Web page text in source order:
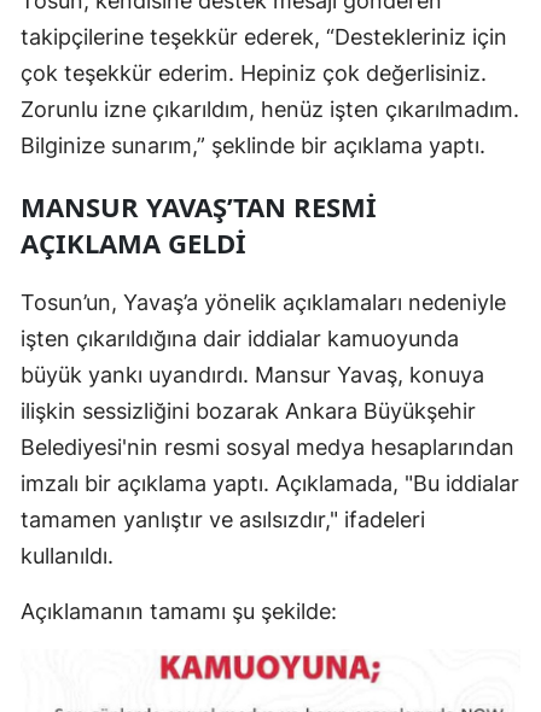
Hakkari
Hatay
Isparta
İzmir
Kars
Kastamonu
Kayseri
takipçilerine teşekkür ederek, “Destekleriniz için
çok teşekkür ederim. Hepiniz çok değerlisiniz.
Zorunlu izne çıkarıldım, henüz işten çıkarılmadım.
Bilginize sunarım,” şeklinde bir açıklama yaptı.
MANSUR YAVAŞ’TAN RESMİ
AÇIKLAMA GELDİ
Tosun’un, Yavaş’a yönelik açıklamaları nedeniyle
işten çıkarıldığına dair iddialar kamuoyunda
büyük yankı uyandırdı. Mansur Yavaş, konuya
ilişkin sessizliğini bozarak Ankara Büyükşehir
Belediyesi'nin resmi sosyal medya hesaplarından
imzalı bir açıklama yaptı. Açıklamada, "Bu iddialar
tamamen yanlıştır ve asılsızdır," ifadeleri
kullanıldı.
Açıklamanın tamamı şu şekilde: